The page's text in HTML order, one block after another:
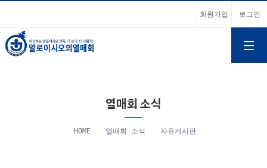
회원가입 로그인
열매회 소식
HOME 열매회 소식 자유게시판